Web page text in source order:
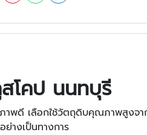
โคป นนทบุรี
าพดี เลือกใช้วัตถุดิบคุณภาพสูง
างเป็นทางการ